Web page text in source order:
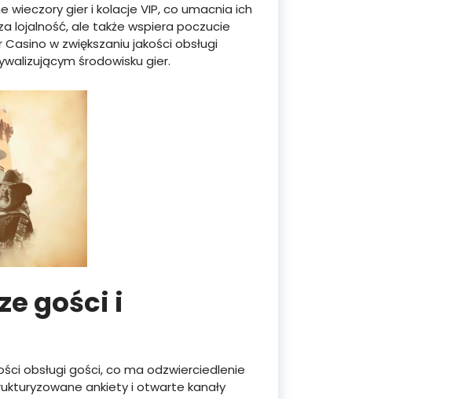
wieczory gier i kolacje VIP, co umacnia ich
lojalność, ale także wspiera poczucie
w zwiększaniu jakości obsługi
środowisku gier.
gości i
obsługi gości, co ma odzwierciedlenie
ankiety i otwarte kanały